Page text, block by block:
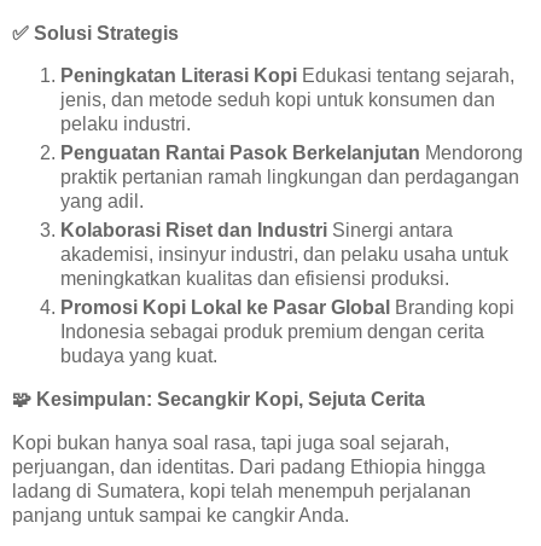
✅ Solusi Strategis
Peningkatan Literasi Kopi Edukasi tentang sejarah,
jenis, dan metode seduh kopi untuk konsumen dan
pelaku industri.
Penguatan Rantai Pasok Berkelanjutan Mendorong
praktik pertanian ramah lingkungan dan perdagangan
yang adil.
Kolaborasi Riset dan Industri Sinergi antara
akademisi, insinyur industri, dan pelaku usaha untuk
meningkatkan kualitas dan efisiensi produksi.
Promosi Kopi Lokal ke Pasar Global Branding kopi
Indonesia sebagai produk premium dengan cerita
budaya yang kuat.
🧩 Kesimpulan: Secangkir Kopi, Sejuta Cerita
Kopi bukan hanya soal rasa, tapi juga soal sejarah,
perjuangan, dan identitas. Dari padang Ethiopia hingga
ladang di Sumatera, kopi telah menempuh perjalanan
panjang untuk sampai ke cangkir Anda.